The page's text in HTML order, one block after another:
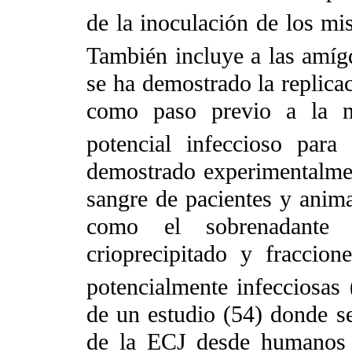
de la inoculación de los
También incluye a las
se ha demostrado la
como paso previo a la
potencial infeccioso
demostrado
sangre de pacientes y
como el
crioprecipitado y
potencialmente
de un estudio (54) donde
de la ECJ desde